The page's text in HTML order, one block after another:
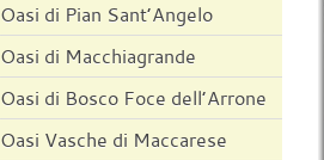
Oasi di Pian Sant’Angelo
Oasi di Macchiagrande
Oasi di Bosco Foce dell’Arrone
Oasi Vasche di Maccarese